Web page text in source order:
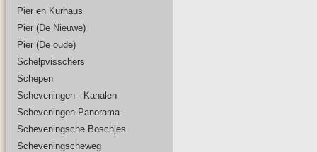
Pier en Kurhaus
Pier (De Nieuwe)
Pier (De oude)
Schelpvisschers
Schepen
Scheveningen - Kanalen
Scheveningen Panorama
Scheveningsche Boschjes
Scheveningscheweg